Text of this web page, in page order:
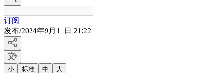
订阅
发布/2024年9月11日 21:22
小 标准 中 大